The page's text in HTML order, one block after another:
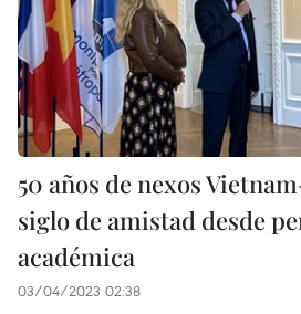
50 años de nexos
siglo de amistad desde
académica
03/04/2023 02:38